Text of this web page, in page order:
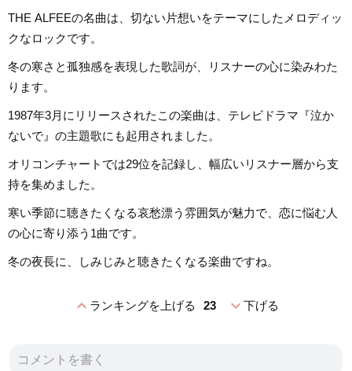
THE ALFEEの名曲は、切ない片想いをテーマにしたメロディッ
クなロックです。
冬の寒さと孤独感を表現した歌詞が、リスナーの心に染みわた
ります。
1987年3月にリリースされたこの楽曲は、テレビドラマ『泣か
ないで』の主題歌にも起用されました。
オリコンチャートでは29位を記録し、幅広いリスナー層から支
持を集めました。
寒い季節に聴きたくなる哀愁漂う雰囲気が魅力で、恋に悩む人
の心に寄り添う1曲です。
冬の夜長に、しみじみと聴きたくなる楽曲ですね。
expand_lessランキングを上げる 23 expand_more下げる